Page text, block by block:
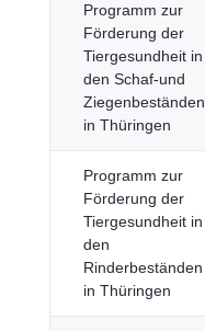
Programm zur
Förderung der
Tiergesundheit in
den Schaf-und
Ziegenbeständen
in Thüringen
Programm zur
Förderung der
Tiergesundheit in
den
Rinderbeständen
in Thüringen